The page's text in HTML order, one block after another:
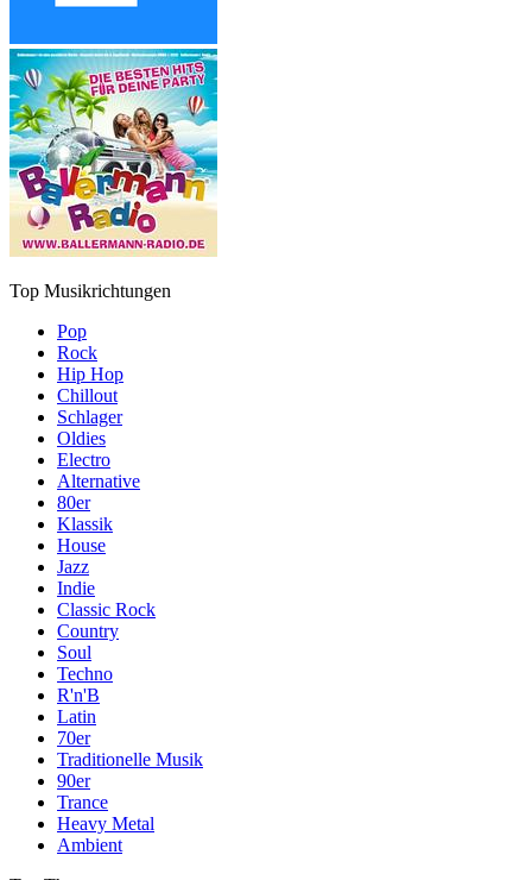
Top Musikrichtungen
Pop
Rock
Hip Hop
Chillout
Schlager
Oldies
Electro
Alternative
80er
Klassik
House
Jazz
Indie
Classic Rock
Country
Soul
Techno
R'n'B
Latin
70er
Traditionelle Musik
90er
Trance
Heavy Metal
Ambient